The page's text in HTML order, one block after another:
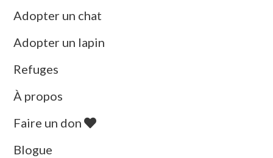
Adopter un chat
Adopter un lapin
Refuges
À propos
Faire un don
Blogue